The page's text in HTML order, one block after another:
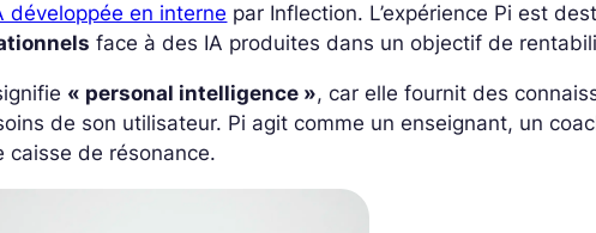
développée en interne par Inflection. L’expérience Pi est
face à des IA produites dans un objectif de
« personal intelligence », car elle fournit des
de son utilisateur. Pi agit comme un enseignant, un
caisse de résonance.